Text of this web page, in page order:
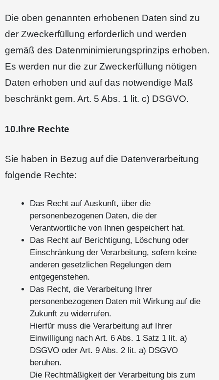
Die oben genannten erhobenen Daten sind zu
der Zweckerfüllung erforderlich und werden
gemäß des Datenminimierungsprinzips erhoben.
Es werden nur die zur Zweckerfüllung nötigen
Daten erhoben und auf das notwendige Maß
beschränkt gem. Art. 5 Abs. 1 lit. c) DSGVO.
10.Ihre Rechte
Sie haben in Bezug auf die Datenverarbeitung
folgende Rechte:
Das Recht auf Auskunft, über die
personenbezogenen Daten, die der
Verantwortliche von Ihnen gespeichert hat.
Das Recht auf Berichtigung, Löschung oder
Einschränkung der Verarbeitung, sofern keine
anderen gesetzlichen Regelungen dem
entgegenstehen.
Das Recht, die Verarbeitung Ihrer
personenbezogenen Daten mit Wirkung auf die
Zukunft zu widerrufen.
Hierfür muss die Verarbeitung auf Ihrer
Einwilligung nach Art. 6 Abs. 1 Satz 1 lit. a)
DSGVO oder Art. 9 Abs. 2 lit. a) DSGVO
beruhen.
Die Rechtmäßigkeit der Verarbeitung bis zum